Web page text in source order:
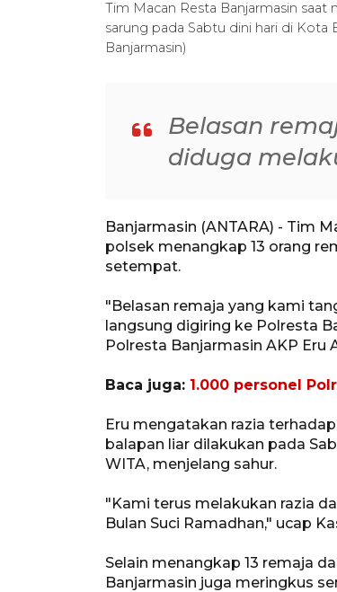
Tim Macan Resta Banjarmasin saat
sarung pada Sabtu dini hari di Kota
Banjarmasin)
Belasan
diduga
Banjarmasin (ANTARA) - Tim
polsek menangkap 13 orang
setempat.
"Belasan remaja yang kami
langsung digiring ke Polresta
Polresta Banjarmasin AKP Eru
Baca juga: 1.000 personel
Eru mengatakan razia
balapan liar dilakukan pada
WITA, menjelang sahur.
"Kami terus melakukan razia
Bulan Suci Ramadhan," ucap
Selain menangkap 13 remaja
Banjarmasin juga meringkus